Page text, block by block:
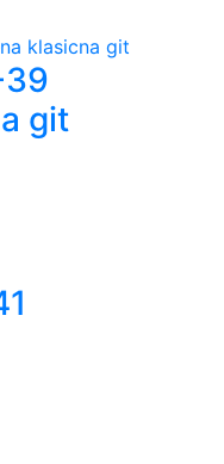
39
git